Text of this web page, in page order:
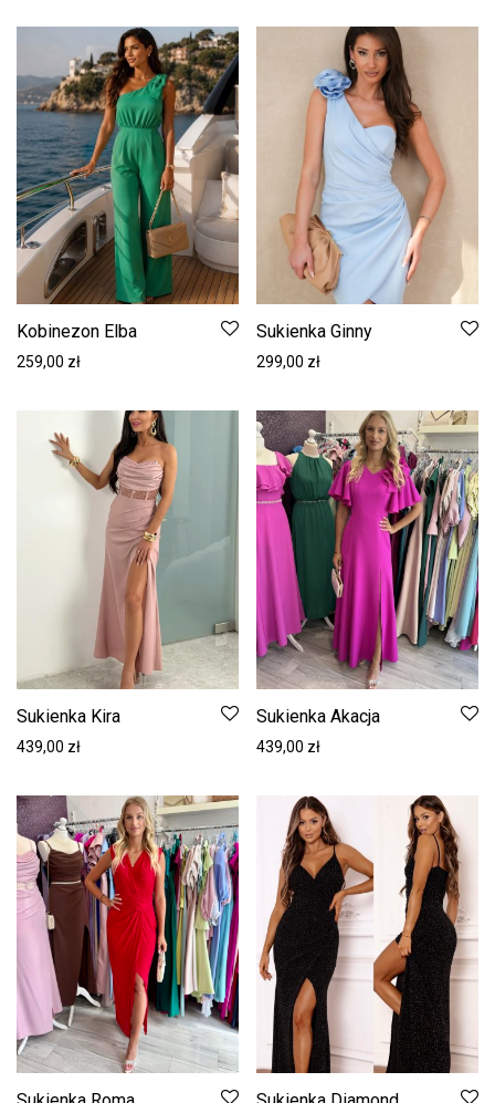
Kobinezon Elba
259,00 zł
Sukienka Ginny
299,00 zł
Sukienka Kira
439,00 zł
Sukienka Akacja
439,00 zł